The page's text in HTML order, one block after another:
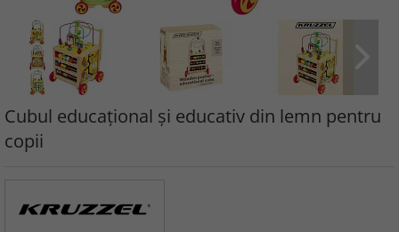
Cubul educațional și educativ din lemn pentru
copii